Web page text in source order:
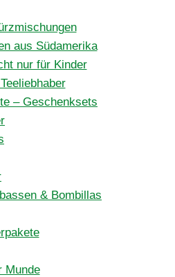
aus Südamerika
nur für Kinder
– Geschenksets
& Bombillas
Munde